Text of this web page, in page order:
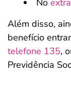
No
Além disso,
benefício
telefone 135,
Previdência